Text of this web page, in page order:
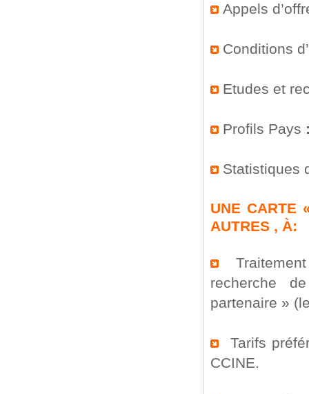
Appels
Conditions
Etudes et
Profils Pays
Statistiques
UNE CARTE
AUTRES , À:
recherche
partenaire »
Tarifs
CCINE.